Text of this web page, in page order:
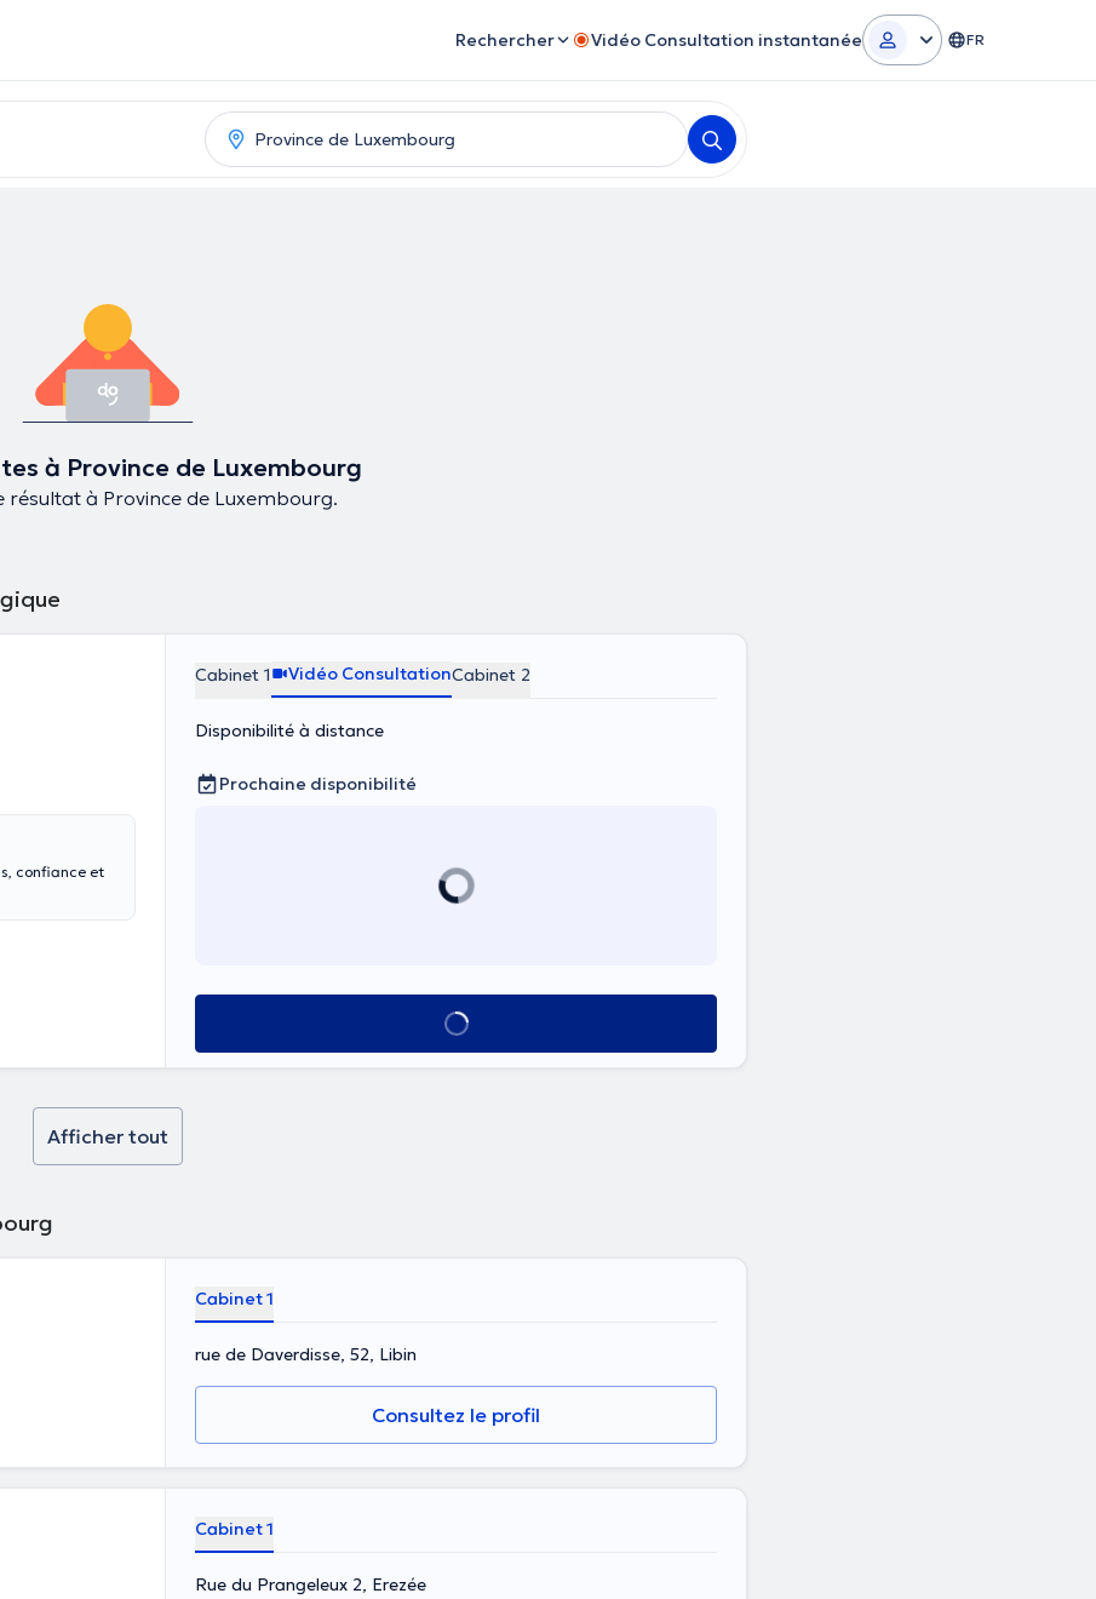
Rechercher Vidéo Consultation instantanée FR
à Province de Luxembourg
résultat à Province de Luxembourg.
confiance et
Cabinet 1 Vidéo ConsultationCabinet 2
Disponibilité à distance
Prochaine disponibilité
Voir tout
Afficher tout
Cabinet 1
rue de Daverdisse, 52, Libin
Consultez le profil
Cabinet 1
Rue du Prangeleux 2, Erezée